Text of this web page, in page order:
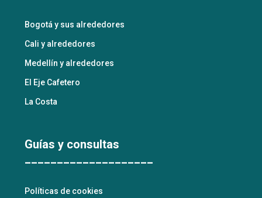
Bogotá y sus alrededores
Cali y alrededores
Medellín y alrededores
El Eje Cafetero
La Costa
Guías y consultas
____________________
Políticas de cookies